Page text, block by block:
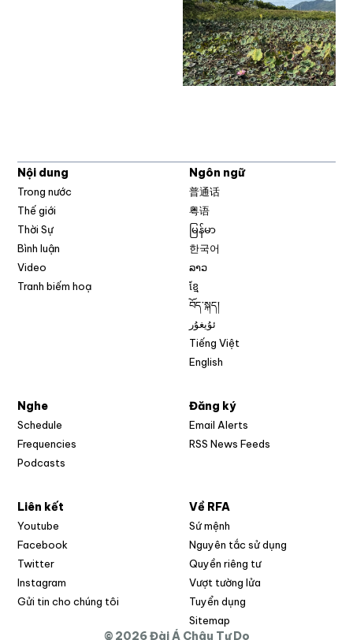
Nội dung
Trong nước
Thế giới
Thời Sự
Bình luận
Video
Tranh biếm hoạ
Ngôn ngữ
普通话
粤语
မြန်မာ
한국어
ລາວ
ខ្មែ
བོད་སྐད།
ئۇيغۇر
Tiếng Việt
English
Nghe
Schedule
Frequencies
Podcasts
Đăng ký
Email Alerts
RSS News Feeds
Liên kết
Youtube
Facebook
Twitter
Instagram
Gửi tin cho chúng tôi
Về RFA
Sứ mệnh
Nguyên tắc sử dụng
Quyền riêng tư
Vượt tường lửa
Tuyển dụng
Sitemap
© 2026 Đài Á Châu Tự Do